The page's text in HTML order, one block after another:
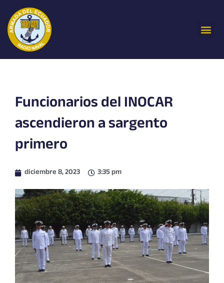
contenido
Funcionarios del INOCAR
ascendieron a sargento
primero
diciembre 8, 2023 3:35 pm